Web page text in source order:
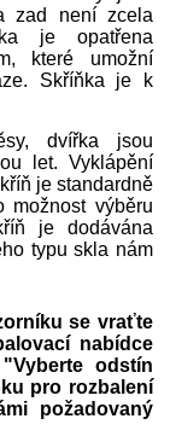
zad není zcela
je opatřena
které umožní
Skříňka je k
dvířka jsou
let. Vyklápění
je standardně
možnost výběru
je dodávána
typu skla nám
se vraťte
nabídce
"Vyberte odstín
pro rozbalení
požadovaný